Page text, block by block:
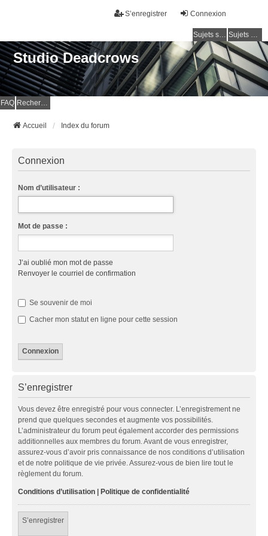
Connexion
S’enregistrer
Sujets sans réponse Sujets actifs
Studio Deadcrows
FAQ Rechercher
Accueil Index du forum
Connexion
Nom d’utilisateur :
Mot de passe :
J’ai oublié mon mot de passe
Renvoyer le courriel de confirmation
Se souvenir de moi
Cacher mon statut en ligne pour cette session
S’enregistrer
Vous devez être enregistré pour vous connecter. L’enregistrement ne
prend que quelques secondes et augmente vos possibilités.
L’administrateur du forum peut également accorder des permissions
additionnelles aux membres du forum. Avant de vous enregistrer,
assurez-vous d’avoir pris connaissance de nos conditions d’utilisation
et de notre politique de vie privée. Assurez-vous de bien lire tout le
règlement du forum.
Conditions d’utilisation | Politique de confidentialité
S’enregistrer